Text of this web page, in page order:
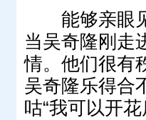
能够亲眼见
当吴奇隆刚走
情。他们很有
吴奇隆乐得合
咕“我可以开